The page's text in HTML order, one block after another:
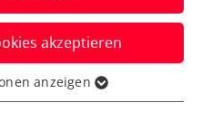
eins tritt erneut
im Vorfeld der
an.
/ Redaktion, 07.10.2024
akzeptieren
grundlegende
anzeigen